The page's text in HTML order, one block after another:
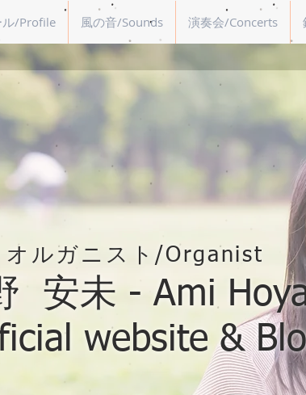
ル/Profile 風の音/Sounds 演奏会/Concerts
オルガニスト/Organist
安未 - Ami
website &